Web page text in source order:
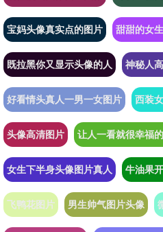
宝妈头像真实点的图片 甜甜的女
既拉黑你又显示头像的人 神秘人
好看情头真人一男一女图片 西装
头像高清图片 让人一看就很幸福
女生下半身头像图片真人 牛油果
飞鸭花图片 男生帅气图片头像